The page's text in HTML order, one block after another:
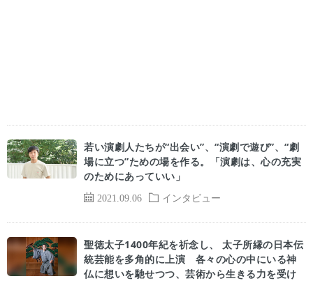
2021.09.06 インタビュー
若い演劇人たちが“出会い”、“演劇で遊び”、“劇
場に立つ”ための場を作る。「演劇は、心の充実
のためにあっていい」
聖徳太子1400年紀を祈念し、 太子所縁の日本伝
統芸能を多角的に上演 各々の心の中にいる神
仏に想いを馳せつつ、芸術から生きる力を受け